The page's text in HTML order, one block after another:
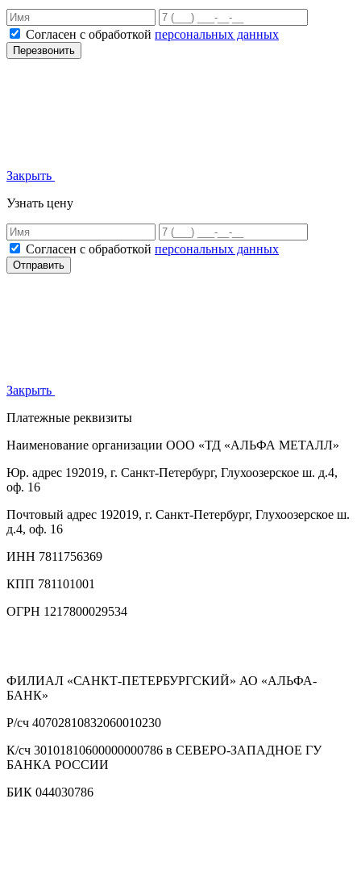
Согласен с обработкой персональных данных
Перезвонить
Закрыть
Узнать цену
Согласен с обработкой персональных данных
Отправить
Закрыть
Платежные реквизиты
Наименование организации ООО «ТД «АЛЬФА МЕТАЛЛ»
Юр. адрес 192019, г. Санкт-Петербург, Глухоозерское ш. д.4,
оф. 16
Почтовый адрес 192019, г. Санкт-Петербург, Глухоозерское ш.
д.4, оф. 16
ИНН 7811756369
КПП 781101001
ОГРН 1217800029534
ФИЛИАЛ «САНКТ-ПЕТЕРБУРГСКИЙ» АО «АЛЬФА-
БАНК»
Р/сч 40702810832060010230
К/сч 30101810600000000786 в СЕВЕРО-ЗАПАДНОЕ ГУ
БАНКА РОССИИ
БИК 044030786